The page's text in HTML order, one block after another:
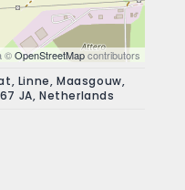
©OpenStreetMapcontributors
Linne, Maasgouw,
JA, Netherlands